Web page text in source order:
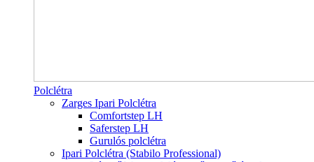
Polclétra
Zarges Ipari Polclétra
Comfortstep LH
Saferstep LH
Gurulós polclétra
Ipari Polclétra (Stabilo Professional)